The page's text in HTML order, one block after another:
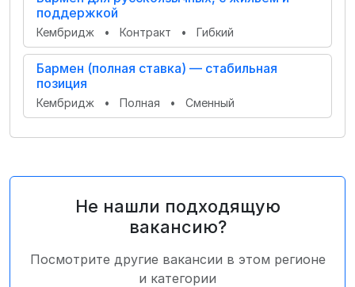
поддержкой
Кембридж • Контракт • Гибкий
Бармен (полная ставка) — стабильная
позиция
Кембридж • Полная • Сменный
Не нашли подходящую
вакансию?
Посмотрите другие вакансии в этом регионе
и категории